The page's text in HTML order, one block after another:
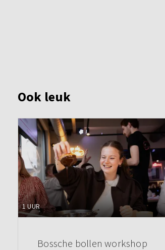
Ook leuk
1 UUR
Bossche bollen workshop